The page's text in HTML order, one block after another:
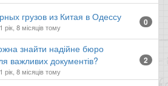
грузов из Китая в Одессу
1 рік, 8 місяців тому 0
знайти надійне бюро
важливих документів?
1 рік, 8 місяців тому
2